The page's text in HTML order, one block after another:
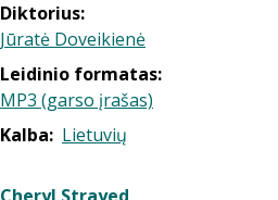
Diktorius:
Jūratė Doveikienė
Leidinio formatas:
MP3 (garso įrašas)
Kalba: Lietuvių